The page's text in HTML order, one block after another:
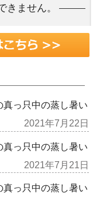
きません。
っ只中の蒸し暑い
2021年7月22日
っ只中の蒸し暑い
2021年7月21日
っ只中の蒸し暑い